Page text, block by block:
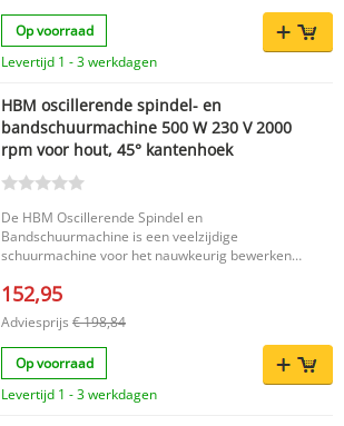
Op voorraad
Levertijd 1 - 3 werkdagen
HBM oscillerende spindel- en
bandschuurmachine 500 W 230 V 2000
rpm voor hout, 45° kantenhoek
De HBM Oscillerende Spindel en
Bandschuurmachine is een veelzijdige
schuurmachine voor het nauwkeurig bewerken
van een oscillerende spindelschuurmachine en
flexibiliteit voor uiteenlopende
houtbewerkingsklussen. De oscillerende
beweging helpt bij een gelijkmatig
schuurresultaat en ondersteunt het zorgvuldig
afwerken van ronde en rechte vormen,
152,95
Adviesprijs € 198,84
Op voorraad
Levertijd 1 - 3 werkdagen